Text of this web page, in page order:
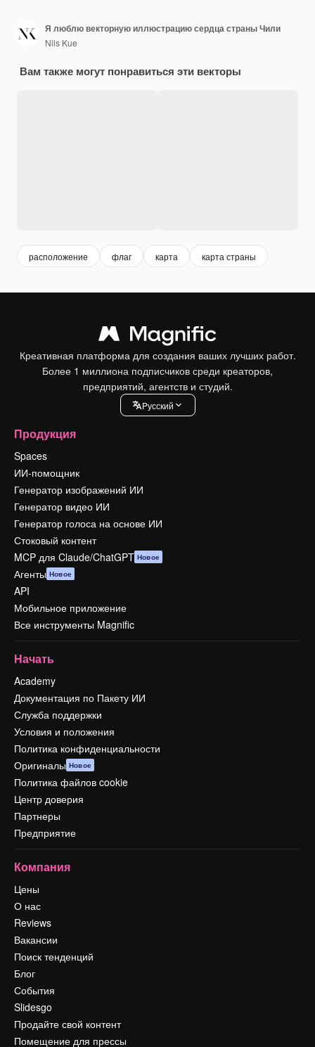
Я люблю векторную иллюстрацию сердца страны Чили
Nils Kue
Вам также могут понравиться эти векторы
расположение флаг карта карта страны
Креативная платформа для создания ваших лучших работ.
Более 1 миллиона подписчиков среди креаторов,
предприятий, агентств и студий.
Pусский
Продукция
Spaces
ИИ-помощник
Генератор изображений ИИ
Генератор видео ИИ
Генератор голоса на основе ИИ
Стоковый контент
MCP для Claude/ChatGPT Новое
Агенты Новое
API
Мобильное приложение
Все инструменты Magnific
Начать
Academy
Документация по Пакету ИИ
Служба поддержки
Условия и положения
Политика конфиденциальности
Оригиналы Новое
Политика файлов cookie
Центр доверия
Партнеры
Предприятие
Компания
Цены
О нас
Reviews
Вакансии
Поиск тенденций
Блог
События
Slidesgo
Продайте свой контент
Помещение для прессы